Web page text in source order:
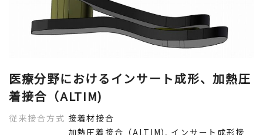
医療分野におけるインサート成形、加熱圧
着接合（ALTIM)
従来接合方式 接着材接合
加熱圧着接合（ALTIM), インサート成形接